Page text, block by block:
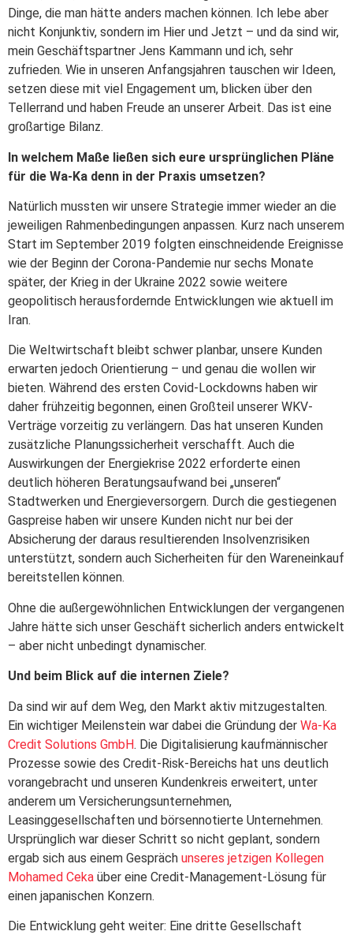
Dinge, die man hätte anders machen können. Ich lebe aber
nicht Konjunktiv, sondern im Hier und Jetzt – und da sind wir,
mein Geschäftspartner Jens Kammann und ich, sehr
zufrieden. Wie in unseren Anfangsjahren tauschen wir Ideen,
setzen diese mit viel Engagement um, blicken über den
Tellerrand und haben Freude an unserer Arbeit. Das ist eine
großartige Bilanz.
In welchem Maße ließen sich eure ursprünglichen Pläne
für die Wa-Ka denn in der Praxis umsetzen?
Natürlich mussten wir unsere Strategie immer wieder an die
jeweiligen Rahmenbedingungen anpassen. Kurz nach unserem
Start im September 2019 folgten einschneidende Ereignisse
wie der Beginn der Corona-Pandemie nur sechs Monate
später, der Krieg in der Ukraine 2022 sowie weitere
geopolitisch herausfordernde Entwicklungen wie aktuell im
Iran.
Die Weltwirtschaft bleibt schwer planbar, unsere Kunden
erwarten jedoch Orientierung – und genau die wollen wir
bieten. Während des ersten Covid-Lockdowns haben wir
daher frühzeitig begonnen, einen Großteil unserer WKV-
Verträge vorzeitig zu verlängern. Das hat unseren Kunden
zusätzliche Planungssicherheit verschafft. Auch die
Auswirkungen der Energiekrise 2022 erforderte einen
deutlich höheren Beratungsaufwand bei „unseren“
Stadtwerken und Energieversorgern. Durch die gestiegenen
Gaspreise haben wir unsere Kunden nicht nur bei der
Absicherung der daraus resultierenden Insolvenzrisiken
unterstützt, sondern auch Sicherheiten für den Wareneinkauf
bereitstellen können.
Ohne die außergewöhnlichen Entwicklungen der vergangenen
Jahre hätte sich unser Geschäft sicherlich anders entwickelt
– aber nicht unbedingt dynamischer.
Und beim Blick auf die internen Ziele?
Da sind wir auf dem Weg, den Markt aktiv mitzugestalten.
Ein wichtiger Meilenstein war dabei die Gründung der Wa-Ka
Credit Solutions GmbH. Die Digitalisierung kaufmännischer
Prozesse sowie des Credit-Risk-Bereichs hat uns deutlich
vorangebracht und unseren Kundenkreis erweitert, unter
anderem um Versicherungsunternehmen,
Leasinggesellschaften und börsennotierte Unternehmen.
Ursprünglich war dieser Schritt so nicht geplant, sondern
ergab sich aus einem Gespräch unseres jetzigen Kollegen
Mohamed Ceka über eine Credit-Management-Lösung für
einen japanischen Konzern.
Die Entwicklung geht weiter: Eine dritte Gesellschaft